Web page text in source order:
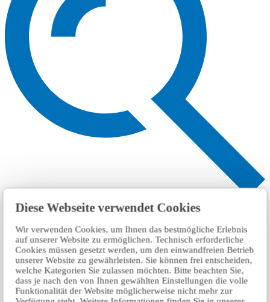
Diese Webseite verwendet Cookies
Wir verwenden Cookies, um Ihnen das bestmögliche Erlebnis
auf unserer Website zu ermöglichen. Technisch erforderliche
Cookies müssen gesetzt werden, um den einwandfreien Betrieb
unserer Website zu gewährleisten. Sie können frei entscheiden,
welche Kategorien Sie zulassen möchten. Bitte beachten Sie,
dass je nach den von Ihnen gewählten Einstellungen die volle
Funktionalität der Website möglicherweise nicht mehr zur
搜索